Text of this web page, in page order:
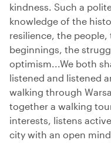
kindness. Such a
knowledge of the
resilience, the
beginnings, the
optimism...We both
listened and listened
walking through
together a walking
interests, listens
city with an open